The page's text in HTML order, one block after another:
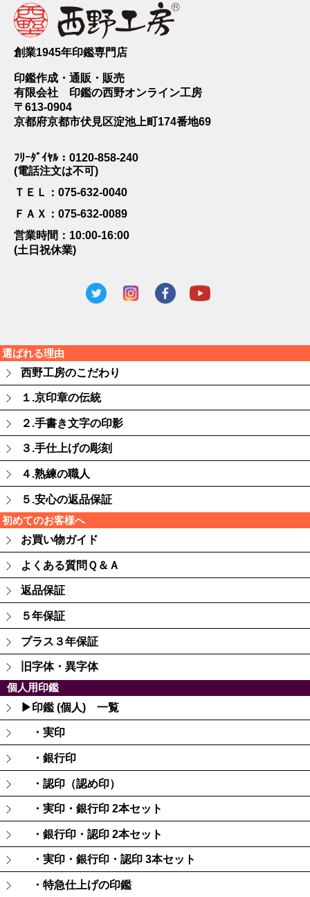
からです。 チタンの印鑑であればその心配もないため、印鑑として
長く使う上では大きなメリットです。 さらにチタンは海水でも錆び
ることがなく、水害にあった場合でも紛失さえしなければずっと使い
続けることができます。
◆ チタンの印鑑の保管方法
チタンの印鑑は傷がつきにくく錆びないという性質を持っているた
め、手入れも保管も手間がかかりません。 ほかの印鑑が水洗い禁止
せん。 印鑑が朱肉で汚れたら、その都度指や柔らかい歯ブラシで水
洗いしましょう。簡単に汚れを落とすことができます。 保管方法
も、きれいに汚れを落として専用の印鑑ケースに入れておけば問題あ
創業1945年印鑑専門店
印鑑作成・通販・販売
有限会社 印鑑の西野オンライン工房
〒613-0904
京都府京都市伏見区淀池上町174番地69
ﾌﾘｰﾀﾞｲﾔﾙ：0120-858-240
(電話注文は不可)
ＴＥＬ：075-632-0040
ＦＡＸ：075-632-0089
営業時間：10:00-16:00
(土日祝休業)
選ばれる理由
西野工房のこだわり
１.京印章の伝統
２.手書き文字の印影
３.手仕上げの彫刻
４.熟練の職人
５.安心の返品保証
初めてのお客様へ
お買い物ガイド
よくある質問Ｑ＆Ａ
返品保証
５年保証
プラス３年保証
旧字体・異字体
個人用印鑑
▶印鑑 (個人) 一覧
・実印
・銀行印
・認印（認め印）
・実印・銀行印 2本セット
・銀行印・認印 2本セット
・実印・銀行印・認印 3本セット
・特急仕上げの印鑑